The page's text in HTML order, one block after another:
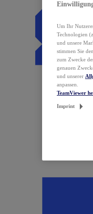
Um Ihr
Technologien
und unsere
stimmen Sie
zum Zwecke
genauen
und unserer
anpassen.
TeamViewer
Imprint